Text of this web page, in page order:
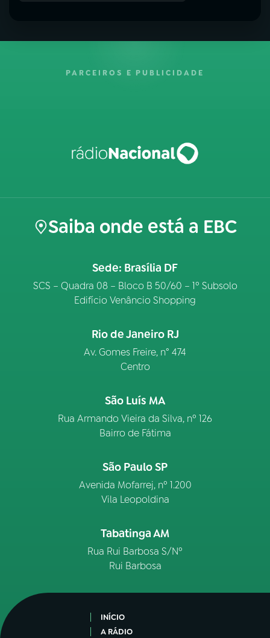
PARCEIROS E PUBLICIDADE
Saiba onde está a EBC
Sede: Brasília DF
SCS – Quadra 08 – Bloco B 50/60 – 1º Subsolo
Edifício Venâncio Shopping
Rio de Janeiro RJ
Av. Gomes Freire, n° 474
Centro
São Luís MA
Rua Armando Vieira da Silva, nº 126
Bairro de Fátima
São Paulo SP
Avenida Mofarrej, nº 1.200
Vila Leopoldina
Tabatinga AM
Rua Rui Barbosa S/Nº
Rui Barbosa
INÍCIO
A RÁDIO